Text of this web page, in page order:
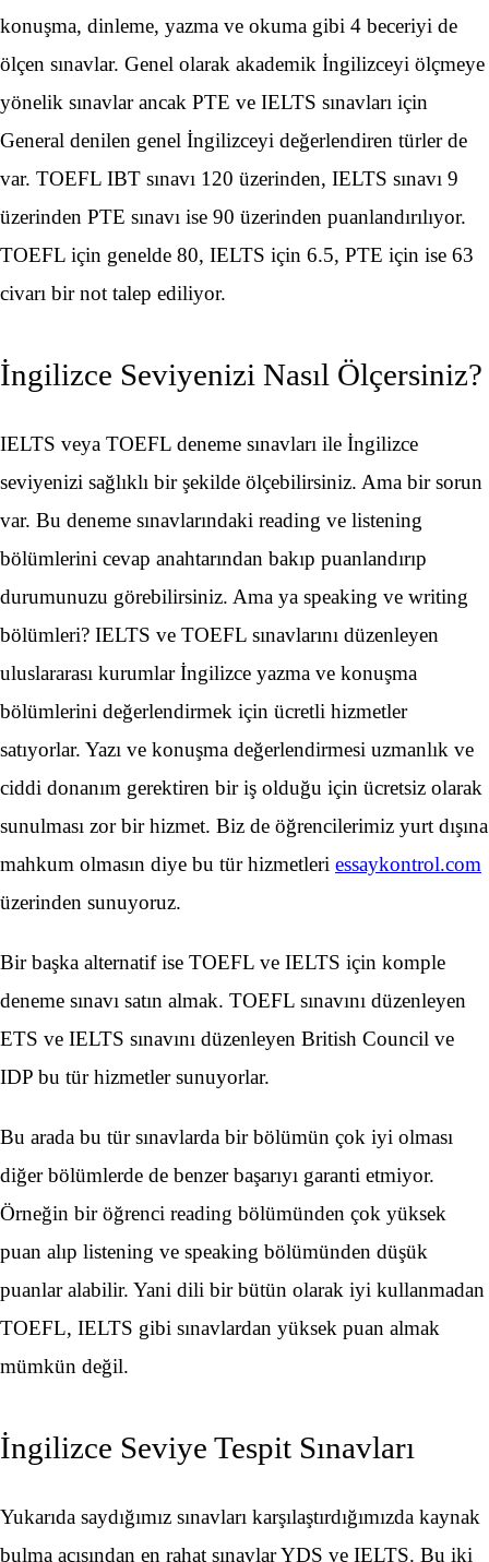
konuşma, dinleme, yazma ve okuma gibi 4 beceriyi de
ölçen sınavlar. Genel olarak akademik İngilizceyi ölçmeye
yönelik sınavlar ancak PTE ve IELTS sınavları için
General denilen genel İngilizceyi değerlendiren türler de
var. TOEFL IBT sınavı 120 üzerinden, IELTS sınavı 9
üzerinden PTE sınavı ise 90 üzerinden puanlandırılıyor.
TOEFL için genelde 80, IELTS için 6.5, PTE için ise 63
civarı bir not talep ediliyor.
İngilizce Seviyenizi Nasıl Ölçersiniz?
IELTS veya TOEFL deneme sınavları ile İngilizce
seviyenizi sağlıklı bir şekilde ölçebilirsiniz. Ama bir sorun
var. Bu deneme sınavlarındaki reading ve listening
bölümlerini cevap anahtarından bakıp puanlandırıp
durumunuzu görebilirsiniz. Ama ya speaking ve writing
bölümleri? IELTS ve TOEFL sınavlarını düzenleyen
uluslararası kurumlar İngilizce yazma ve konuşma
bölümlerini değerlendirmek için ücretli hizmetler
satıyorlar. Yazı ve konuşma değerlendirmesi uzmanlık ve
ciddi donanım gerektiren bir iş olduğu için ücretsiz olarak
sunulması zor bir hizmet. Biz de öğrencilerimiz yurt dışına
mahkum olmasın diye bu tür hizmetleri essaykontrol.com
üzerinden sunuyoruz.
Bir başka alternatif ise TOEFL ve IELTS için komple
deneme sınavı satın almak. TOEFL sınavını düzenleyen
ETS ve IELTS sınavını düzenleyen British Council ve
IDP bu tür hizmetler sunuyorlar.
Bu arada bu tür sınavlarda bir bölümün çok iyi olması
diğer bölümlerde de benzer başarıyı garanti etmiyor.
Örneğin bir öğrenci reading bölümünden çok yüksek
puan alıp listening ve speaking bölümünden düşük
puanlar alabilir. Yani dili bir bütün olarak iyi kullanmadan
TOEFL, IELTS gibi sınavlardan yüksek puan almak
mümkün değil.
İngilizce Seviye Tespit Sınavları
Yukarıda saydığımız sınavları karşılaştırdığımızda kaynak
bulma açısından en rahat sınavlar YDS ve IELTS. Bu iki